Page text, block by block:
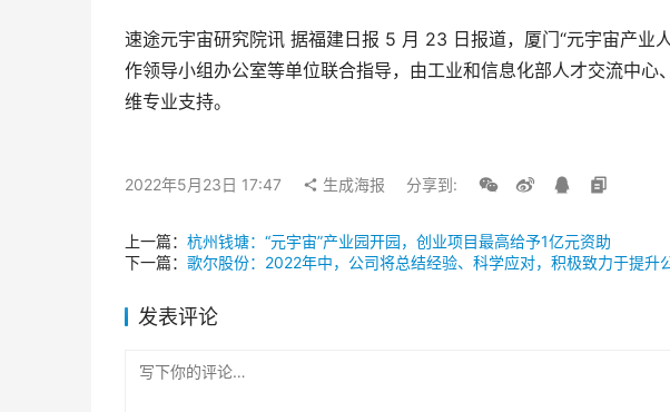
速途元宇宙研究院讯 据福建日报 5 月 23 日报道，厦门“元宇宙产业
作领导小组办公室等单位联合指导，由工业和信息化部人才交流中
维专业支持。
2022年5月23日 17:47 生成海报 分享到:
上一篇： 杭州钱塘：“元宇宙”产业园开园，创业项目最高给予1亿元资助
下一篇： 歌尔股份：2022年中，公司将总结经验、科学应对，积极致力于提升
发表评论